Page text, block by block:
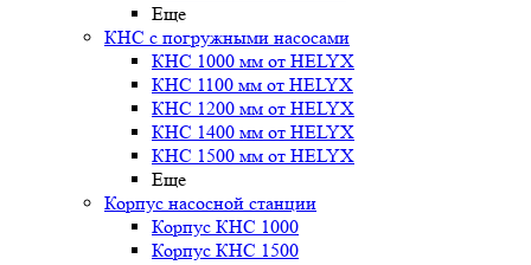
Еще
КНС с погружными насосами
КНС 1000 мм от HELYX
КНС 1100 мм от HELYX
КНС 1200 мм от HELYX
КНС 1400 мм от HELYX
КНС 1500 мм от HELYX
Еще
Корпус насосной станции
Корпус КНС 1000
Корпус КНС 1500